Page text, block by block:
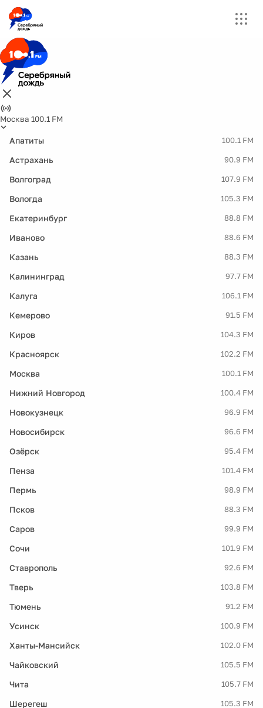
Москва 100.1 FM
Апатиты 100.1 FM
Астрахань 90.9 FM
Волгоград 107.9 FM
Вологда 105.3 FM
Екатеринбург 88.8 FM
Иваново 88.6 FM
Казань 88.3 FM
Калининград 97.7 FM
Калуга 106.1 FM
Кемерово 91.5 FM
Киров 104.3 FM
Красноярск 102.2 FM
Москва 100.1 FM
Нижний Новгород 100.4 FM
Новокузнецк 96.9 FM
Новосибирск 96.6 FM
Озёрск 95.4 FM
Пенза 101.4 FM
Пермь 98.9 FM
Псков 88.3 FM
Саров 99.9 FM
Сочи 101.9 FM
Ставрополь 92.6 FM
Тверь 103.8 FM
Тюмень 91.2 FM
Усинск 100.9 FM
Ханты-Мансийск 102.0 FM
Чайковский 105.5 FM
Чита 105.7 FM
Шерегеш 105.3 FM